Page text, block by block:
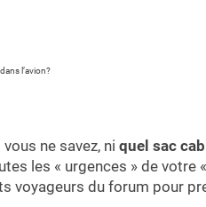
l’avion?
vous ne savez, ni quel sac
les « urgences » de votre
voyageurs du forum pour